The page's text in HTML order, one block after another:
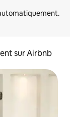
sur Airbnb